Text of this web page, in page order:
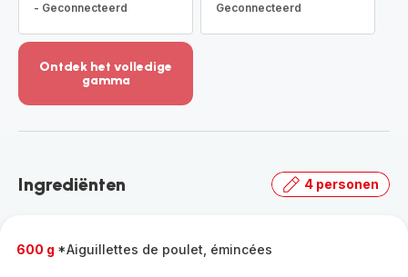
- Geconnecteerd
Geconnecteerd
Ontdek het volledige
gamma
-
volledige
Ingrediënten 4 personen
600 g *Aiguillettes de poulet, émincées